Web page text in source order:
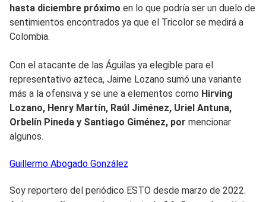
hasta diciembre próximo en lo que podría ser un duelo de
sentimientos encontrados ya que el Tricolor se medirá a
Colombia.
Con el atacante de las Águilas ya elegible para el
representativo azteca, Jaime Lozano sumó una variante
más a la ofensiva y se une a elementos como Hirving
Lozano, Henry Martín, Raúl Jiménez, Uriel Antuna,
Orbelín Pineda y Santiago Giménez, por mencionar
algunos.
Guillermo Abogado González
Soy reportero del periódico ESTO desde marzo de 2022.